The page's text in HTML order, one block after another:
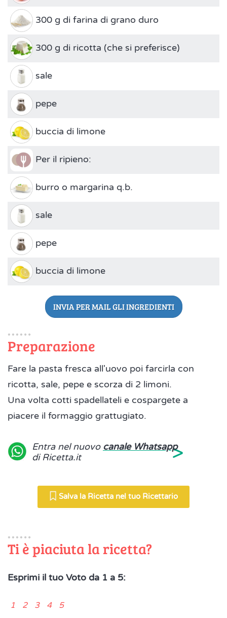
300 g di farina di grano duro
300 g di ricotta (che si preferisce)
sale
pepe
buccia di limone
Per il ripieno:
burro o margarina q.b.
sale
pepe
buccia di limone
INVIA PER MAIL GLI INGREDIENTI
Preparazione
Fare la pasta fresca all'uovo poi farcirla con
ricotta, sale, pepe e scorza di 2 limoni.
Una volta cotti spadellateli e cospargete a
piacere il formaggio grattugiato.
Entra nel nuovo canale Whatsapp
di Ricetta.it
>
Salva la Ricetta nel tuo Ricettario
Ti è piaciuta la ricetta?
Esprimi il tuo Voto da 1 a 5:
1 2 3 4 5